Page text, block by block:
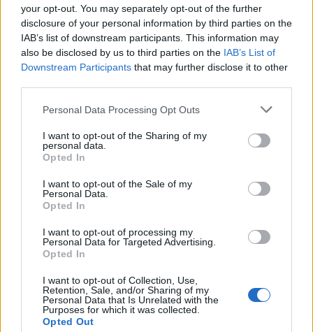
your opt-out. You may separately opt-out of the further
disclosure of your personal information by third parties on the
IAB’s list of downstream participants. This information may
also be disclosed by us to third parties on the IAB’s List of
Downstream Participants that may further disclose it to other
Personal Data Processing Opt Outs
I want to opt-out of the Sharing of my
personal data.
Opted In
I want to opt-out of the Sale of my
Personal Data.
Opted In
I want to opt-out of processing my
Personal Data for Targeted Advertising.
Opted In
I want to opt-out of Collection, Use,
Retention, Sale, and/or Sharing of my
Personal Data that Is Unrelated with the
Purposes for which it was collected.
Opted Out
VAI ALLA VERSIONE CLASSICA
Alcune foto (screenshot) ed articoli presenti su "Juventus Magazine" sono in parte giunti
da internet, in quanto arrivati alla nostra attenzione attraverso regolari comunicati
stampa con immagini e testi allegati ed autorizzati alla pubblicazione, e quindi valutati
di pubblico dominio. Se i soggetti o gli autori avessero qualcosa in contrario alla
pubblicazione, non avranno che da segnalarlo alla redazione (indirizzo email:
redazione@napolimagazine.com